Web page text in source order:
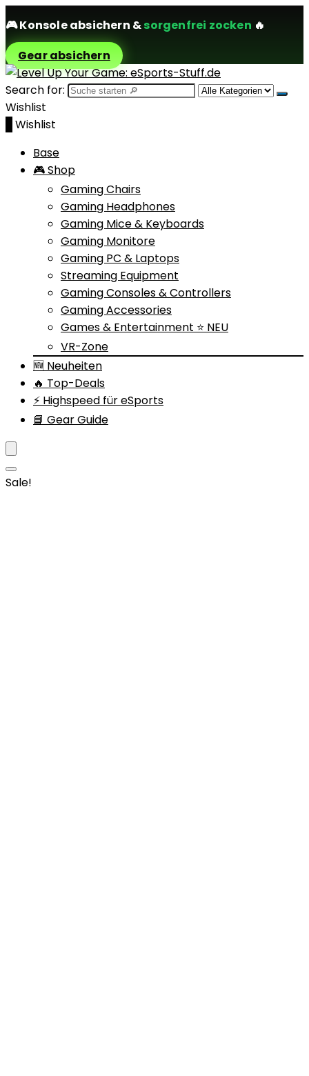
🎮Konsole absichern &sorgenfrei zocken 🔥
Gear absichern
Search for:
Wishlist
Wishlist
Base
🎮 Shop
Gaming Chairs
Gaming Headphones
Gaming Mice & Keyboards
Gaming Monitore
Gaming PC & Laptops
Streaming Equipment
Gaming Consoles & Controllers
Gaming Accessories
Games & Entertainment ⭐ NEU
VR-Zone
🆕 Neuheiten
🔥 Top-Deals
⚡ Highspeed für eSports
📘 Gear Guide
Sale!